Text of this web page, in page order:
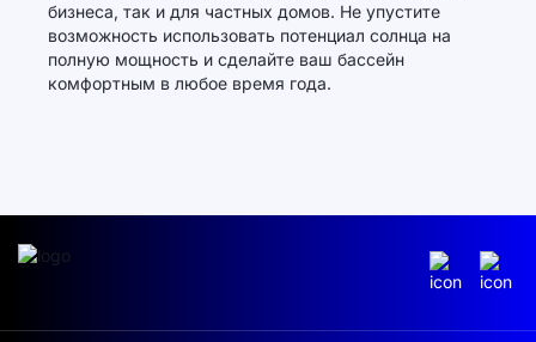
бизнеса, так и для частных домов. Не упустите
возможность использовать потенциал солнца на
полную мощность и сделайте ваш бассейн
комфортным в любое время года.